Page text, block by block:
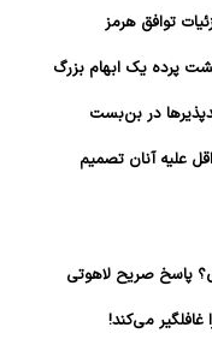
توافق هرمز
پرده یک ابهام بزرگ
علیه آنان تصمیم
پاسخ صریح لاهوتی